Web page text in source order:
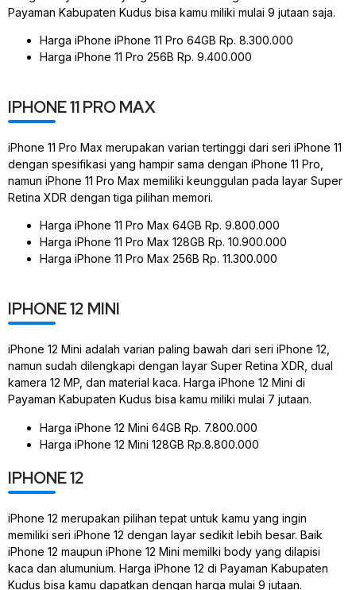
Payaman Kabupaten Kudus bisa kamu miliki mulai 9 jutaan saja.
Harga iPhone iPhone 11 Pro 64GB Rp. 8.300.000
Harga iPhone 11 Pro 256B Rp. 9.400.000
IPHONE 11 PRO MAX
iPhone 11 Pro Max merupakan varian tertinggi dari seri iPhone 11
dengan spesifikasi yang hampir sama dengan iPhone 11 Pro,
namun iPhone 11 Pro Max memiliki keunggulan pada layar Super
Retina XDR dengan tiga pilihan memori.
Harga iPhone 11 Pro Max 64GB Rp. 9.800.000
Harga iPhone 11 Pro Max 128GB Rp. 10.900.000
Harga iPhone 11 Pro Max 256B Rp. 11.300.000
IPHONE 12 MINI
iPhone 12 Mini adalah varian paling bawah dari seri iPhone 12,
namun sudah dilengkapi dengan layar Super Retina XDR, dual
kamera 12 MP, dan material kaca. Harga iPhone 12 Mini di
Payaman Kabupaten Kudus bisa kamu miliki mulai 7 jutaan.
Harga iPhone 12 Mini 64GB Rp. 7.800.000
Harga iPhone 12 Mini 128GB Rp.8.800.000
IPHONE 12
iPhone 12 merupakan pilihan tepat untuk kamu yang ingin
memiliki seri iPhone 12 dengan layar sedikit lebih besar. Baik
iPhone 12 maupun iPhone 12 Mini memilki body yang dilapisi
kaca dan alumunium. Harga iPhone 12 di Payaman Kabupaten
Kudus bisa kamu dapatkan dengan harga mulai 9 jutaan.